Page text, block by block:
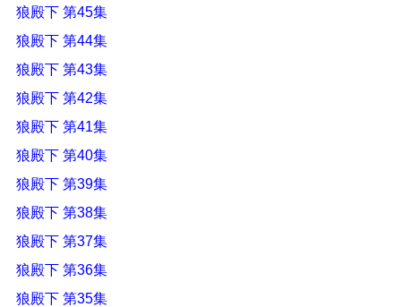
狼殿下 第45集
狼殿下 第44集
狼殿下 第43集
狼殿下 第42集
狼殿下 第41集
狼殿下 第40集
狼殿下 第39集
狼殿下 第38集
狼殿下 第37集
狼殿下 第36集
狼殿下 第35集